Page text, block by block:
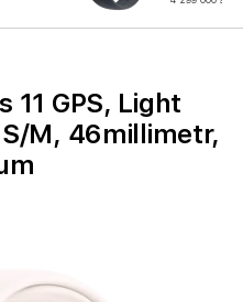
11 GPS, Light
M, 46millimetr,